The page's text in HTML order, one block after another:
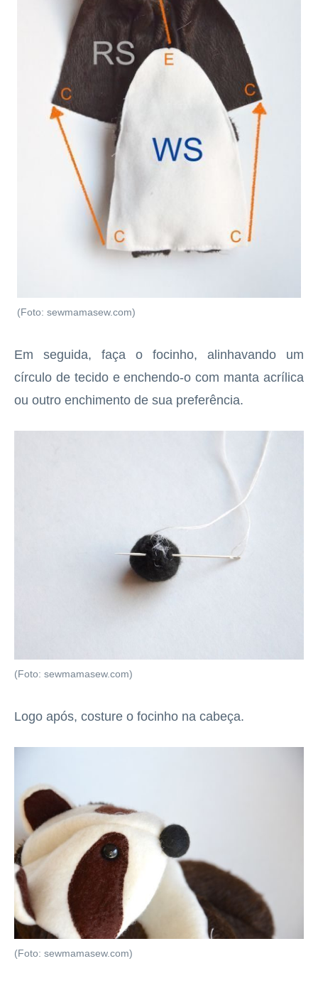
(Foto: sewmamasew.com)
Em seguida, faça o focinho, alinhavando um
círculo de tecido e enchendo-o com manta acrílica
ou outro enchimento de sua preferência.
(Foto: sewmamasew.com)
Logo após, costure o focinho na cabeça.
(Foto: sewmamasew.com)